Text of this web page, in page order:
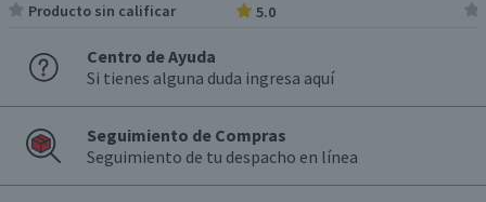
Producto sin calificar 5.0
Centro de Ayuda
Si tienes alguna duda ingresa aquí
Seguimiento de Compras
Seguimiento de tu despacho en línea